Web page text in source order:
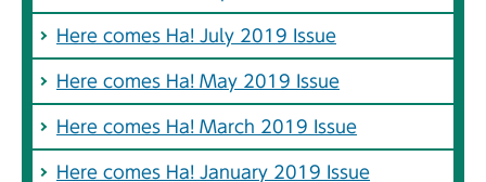
Here comes Ha! July 2019 Issue
Here comes Ha! May 2019 Issue
Here comes Ha! March 2019 Issue
Here comes Ha! January 2019 Issue